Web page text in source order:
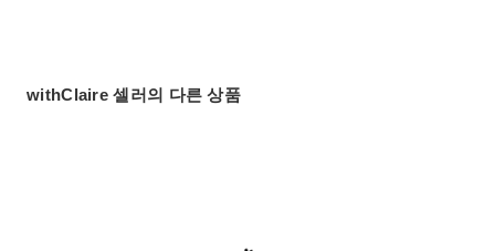
withClaire 셀러의 다른 상품